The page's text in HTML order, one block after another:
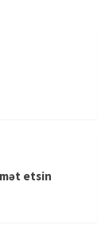
etsin